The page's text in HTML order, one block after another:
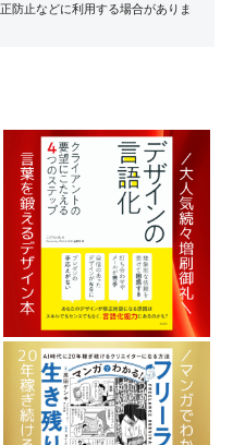
防止などに利用する場合がありま